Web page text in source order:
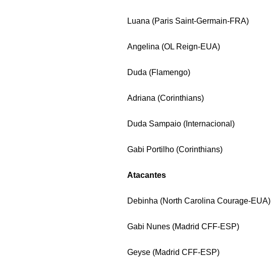
Luana (Paris Saint-Germain-FRA)
Angelina (OL Reign-EUA)
Duda (Flamengo)
Adriana (Corinthians)
Duda Sampaio (Internacional)
Gabi Portilho (Corinthians)
Atacantes
Debinha (North Carolina Courage-EUA)
Gabi Nunes (Madrid CFF-ESP)
Geyse (Madrid CFF-ESP)